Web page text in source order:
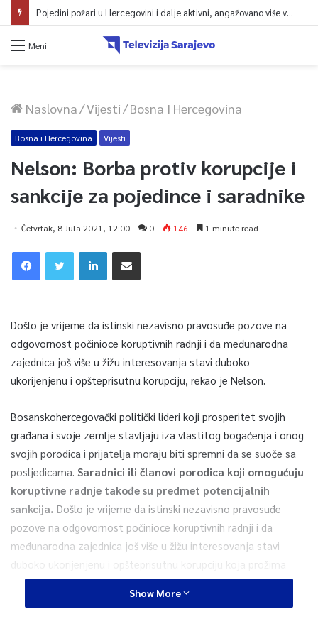
Pojedini požari u Hercegovini i dalje aktivni, angažovano više vatrogasaca i helikopter
Meni
Naslovna/Vijesti/Bosna I Hercegovina
Bosna i Hercegovina Vijesti
Nelson: Borba protiv korupcije i
sankcije za pojedince i saradnike
Četvrtak, 8 Jula 2021, 12:00 0 146 1 minute read
Došlo je vrijeme da istinski nezavisno pravosuđe pozove na
odgovornost počinioce koruptivnih radnji i da međunarodna
zajednica još više u žižu interesovanja stavi duboko
ukorijenjenu i opšteprisutnu korupciju, rekao je Nelson.
Bosanskohercegovački politički lideri koji prosperitet svojih
građana i svoje zemlje stavljaju iza vlastitog bogaćenja i onog
svojih porodica i prijatelja moraju biti spremni da se suoče sa
posljedicama. Saradnici ili članovi porodica koji omogućuju
koruptivne radnje takođe su predmet potencijalnih
sankcija. Došlo je vrijeme da istinski nezavisno pravosuđe
pozove na odgovornost počinioce koruptivnih radnji i da
međunarodna zajednica još više u žižu interesovanja stavi
duboko ukorijenjenu i opšteprisutnu korupciju koja prožima
svaki segment društva.
Show More